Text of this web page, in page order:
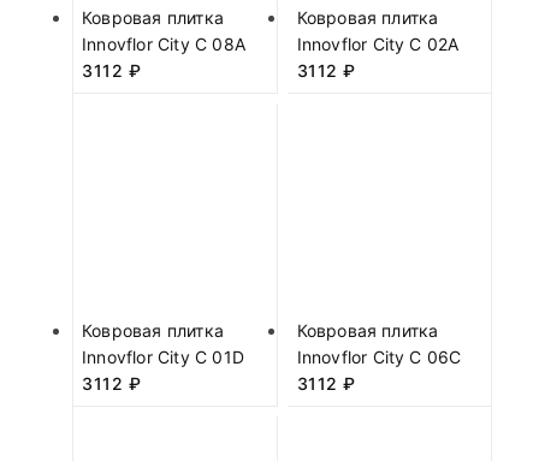
Ковровая плитка
Innovflor City C 08A
3112 ₽
Ковровая плитка
Innovflor City C 02A
3112 ₽
Ковровая плитка
Innovflor City C 01D
3112 ₽
Ковровая плитка
Innovflor City C 06C
3112 ₽